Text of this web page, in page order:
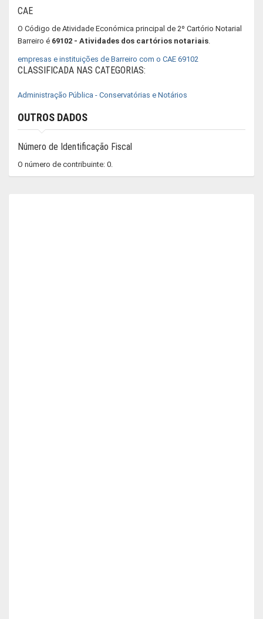
CAE
O Código de Atividade Económica principal de 2º Cartório Notarial
Barreiro é 69102 - Atividades dos cartórios notariais.
empresas e instituições de Barreiro com o CAE 69102
CLASSIFICADA NAS CATEGORIAS:
Administração Pública - Conservatórias e Notários
OUTROS DADOS
Número de Identificação Fiscal
O número de contribuinte: 0.